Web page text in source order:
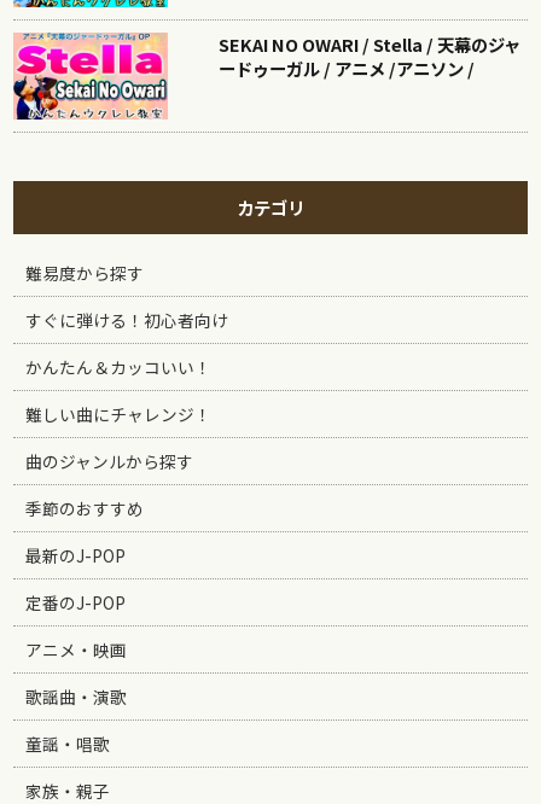
SEKAI NO OWARI / Stella / 天幕のジャ
ードゥーガル / アニメ /アニソン /
カテゴリ
難易度から探す
すぐに弾ける！初心者向け
かんたん＆カッコいい！
難しい曲にチャレンジ！
曲のジャンルから探す
季節のおすすめ
最新のJ-POP
定番のJ-POP
アニメ・映画
歌謡曲・演歌
童謡・唱歌
家族・親子